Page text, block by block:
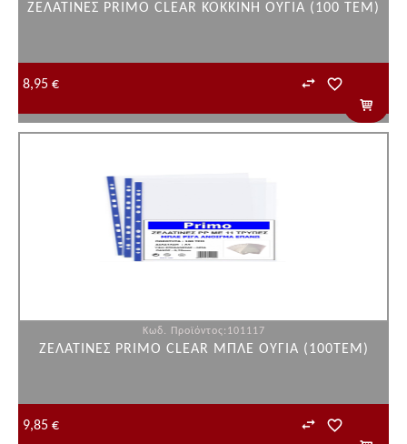
ΖΕΛΑΤΙΝΕΣ PRIMO CLEAR ΚΟΚΚΙΝΗ ΟΥΓΙΑ (100 ΤΕΜ)
8,95 €
Κωδ. Προϊόντος:101117
ΖΕΛΑΤΙΝΕΣ PRIMO CLEAR ΜΠΛΕ ΟΥΓΙΑ (100ΤΕΜ)
9,85 €